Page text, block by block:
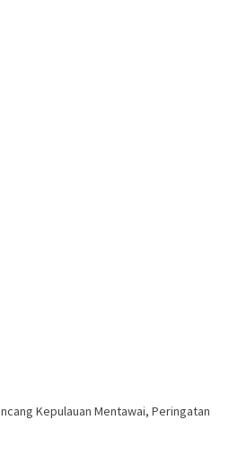
Kepulauan Mentawai, Peringatan